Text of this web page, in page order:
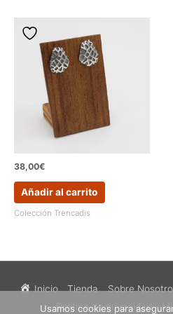
38,00€
Añadir al carrito
Colección Trencadis
Inicio Tienda Sobre
Política de privacidad
Usamos cookies para